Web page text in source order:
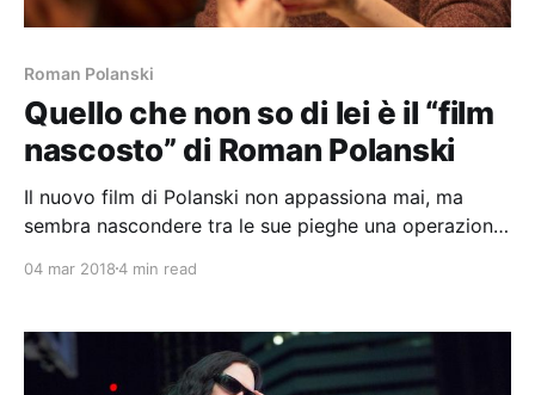
Roman Polanski
Quello che non so di lei è il “film
nascosto” di Roman Polanski
Il nuovo film di Polanski non appassiona mai, ma
sembra nascondere tra le sue pieghe una operazione
04 mar 20184 min read